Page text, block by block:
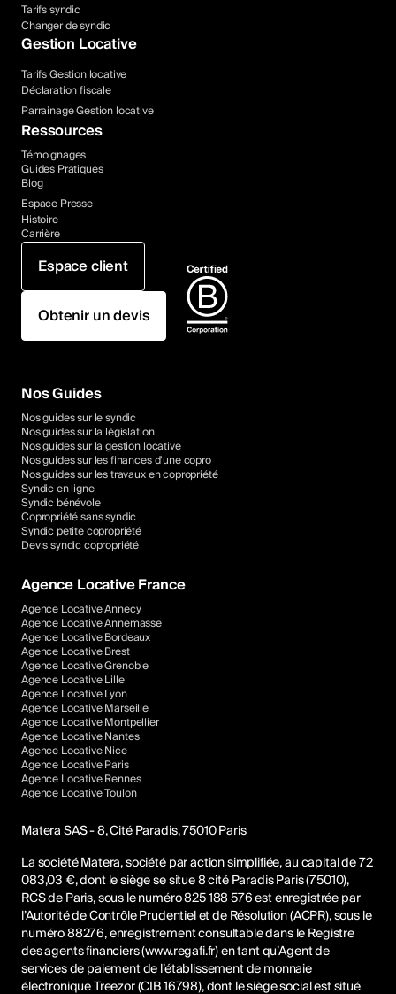
Tarifs syndic
Changer de syndic
Gestion Locative
Tarifs Gestion locative
Déclaration fiscale
Parrainage Gestion locative
Ressources
Témoignages
Guides Pratiques
Blog
Espace Presse
Histoire
Carrière
Espace client
Obtenir un devis
Nos Guides
Nos guides sur le syndic
Nos guides sur la législation
Nos guides sur la gestion locative
Nos guides sur les finances d'une copro
Nos guides sur les travaux en copropriété
Syndic en ligne
Syndic bénévole
Copropriété sans syndic
Syndic petite copropriété
Devis syndic copropriété
Agence Locative France
Agence Locative Annecy
Agence Locative Annemasse
Agence Locative Bordeaux
Agence Locative Brest
Agence Locative Grenoble
Agence Locative Lille
Agence Locative Lyon
Agence Locative Marseille
Agence Locative Montpellier
Agence Locative Nantes
Agence Locative Nice
Agence Locative Paris
Agence Locative Rennes
Agence Locative Toulon
Matera SAS - 8, Cité Paradis, 75010 Paris
La société Matera, société par action simplifiée, au capital de 72
083,03 €, dont le siège se situe 8 cité Paradis Paris (75010),
RCS de Paris, sous le numéro 825 188 576 est enregistrée par
l’Autorité de Contrôle Prudentiel et de Résolution (ACPR), sous le
numéro 88276, enregistrement consultable dans le Registre
des agents financiers (www.regafi.fr) en tant qu’Agent de
services de paiement de l’établissement de monnaie
électronique Treezor (CIB 16798), dont le siège social est situé